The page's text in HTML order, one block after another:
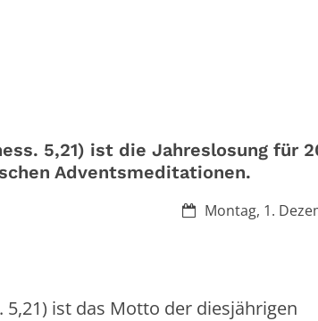
5,21) ist die Jahreslosung für
Adventsmeditationen.
Datum:Montag, 1.
5,21) ist das Motto der diesjährigen